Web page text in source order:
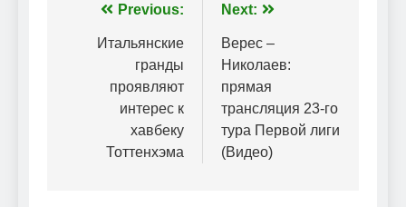
Навігація
записів
Previous:
Итальянские
гранды
проявляют
интерес к
хавбеку
Тоттенхэма
Next:
Верес –
Николаев:
прямая
трансляция 23-го
тура Первой лиги
(Видео)